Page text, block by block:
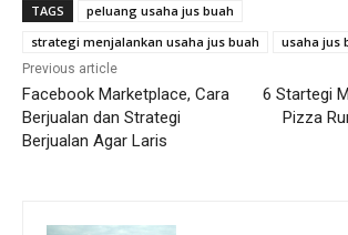
TAGS
peluang usaha jus buah
strategi menjalankan usaha jus buah
usaha jus
Previous article
Facebook Marketplace, Cara
Berjualan dan Strategi
Berjualan Agar Laris
6 Startegi
Pizza